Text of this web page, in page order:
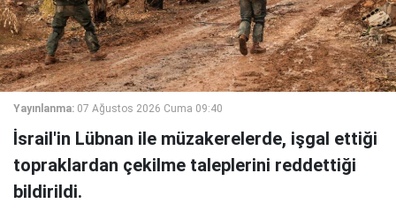
Yayınlanma: 07 Ağustos 2026 Cuma 09:40
İsrail'in Lübnan ile müzakerelerde, işgal ettiği
topraklardan çekilme taleplerini reddettiği
bildirildi.